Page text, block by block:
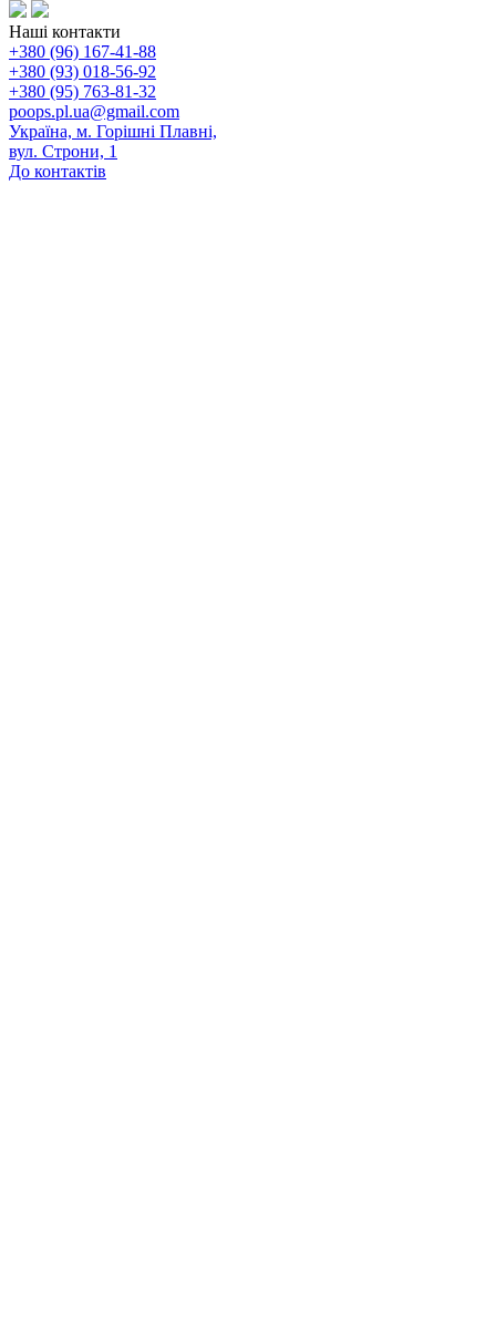
Наші контакти
+380 (96) 167-41-88
+380 (93) 018-56-92
+380 (95) 763-81-32
poops.pl.ua@gmail.com
Україна, м. Горішні Плавні,
вул. Строни, 1
До контактів